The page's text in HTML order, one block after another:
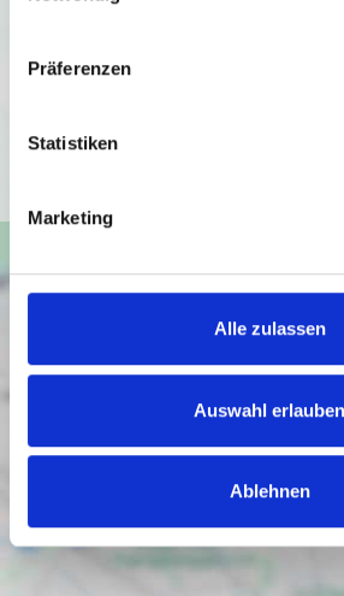
Präferenzen
Statistiken
Marketing
Alle zulassen
Auswahl erlauben
Ablehnen
Ich bin damit einverstanden, dass
Datenschutzbedingungen